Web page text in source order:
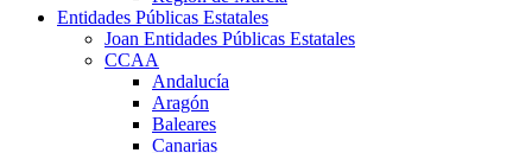
Entidades Públicas Estatales
Joan Entidades Públicas Estatales
CCAA
Andalucía
Aragón
Baleares
Canarias